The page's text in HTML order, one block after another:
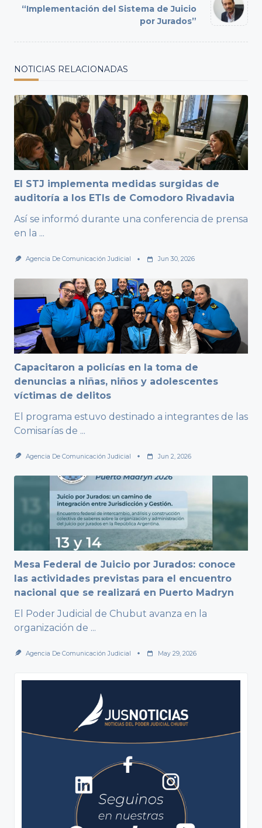
text">Page</span>
“Implementación del Sistema de Juicio
por Jurados”
NOTICIAS RELACIONADAS
El STJ implementa medidas surgidas de
auditoría a los ETIs de Comodoro Rivadavia
Así se informó durante una conferencia de prensa
en la ...
Agencia De Comunicación Judicial Jun 30, 2026
Capacitaron a policías en la toma de
denuncias a niñas, niños y adolescentes
víctimas de delitos
El programa estuvo destinado a integrantes de las
Comisarías de ...
Agencia De Comunicación Judicial Jun 2, 2026
Mesa Federal de Juicio por Jurados: conoce
las actividades previstas para el encuentro
nacional que se realizará en Puerto Madryn
El Poder Judicial de Chubut avanza en la
organización de ...
Agencia De Comunicación Judicial May 29, 2026